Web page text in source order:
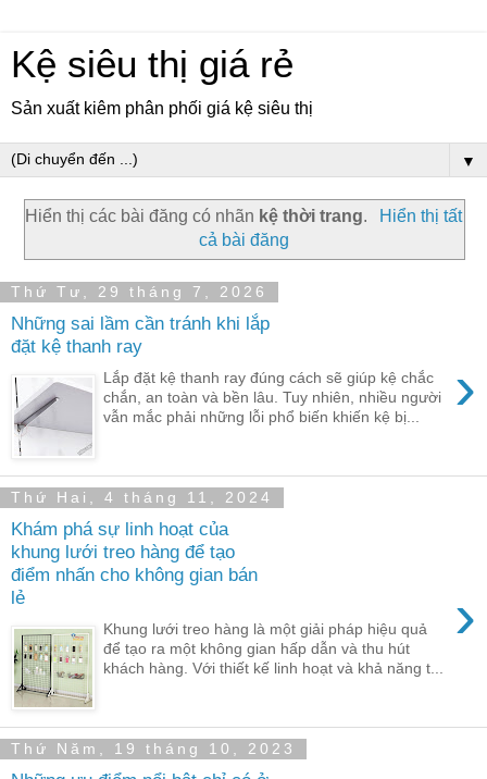
Kệ siêu thị giá rẻ
Sản xuất kiêm phân phối giá kệ siêu thị
▼
Hiển thị các bài đăng có nhãn kệ thời trang.
Hiển thị tất
cả bài đăng
Thứ Tư, 29 tháng 7, 2026
Những sai lầm cần tránh khi lắp
đặt kệ thanh ray
›
Lắp đặt kệ thanh ray đúng cách sẽ giúp kệ chắc
chắn, an toàn và bền lâu. Tuy nhiên, nhiều người
vẫn mắc phải những lỗi phổ biến khiến kệ bị...
Thứ Hai, 4 tháng 11, 2024
Khám phá sự linh hoạt của
khung lưới treo hàng để tạo
điểm nhấn cho không gian bán
lẻ
›
Khung lưới treo hàng là một giải pháp hiệu quả
để tạo ra một không gian hấp dẫn và thu hút
khách hàng. Với thiết kế linh hoạt và khả năng t...
Thứ Năm, 19 tháng 10, 2023